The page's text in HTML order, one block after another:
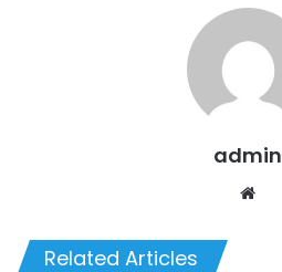
admin
Related Articles